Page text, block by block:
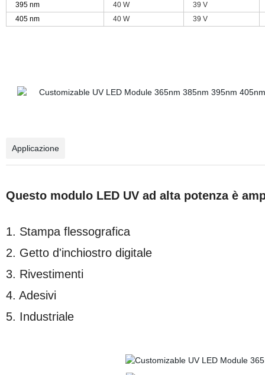
395 nm
40 W
39 V
405 nm
40 W 39 V
Applicazione
Questo modulo LED UV ad alta potenza è
1. Stampa flessografica
2. Getto d'inchiostro digitale
3. Rivestimenti
4. Adesivi
5. Industriale